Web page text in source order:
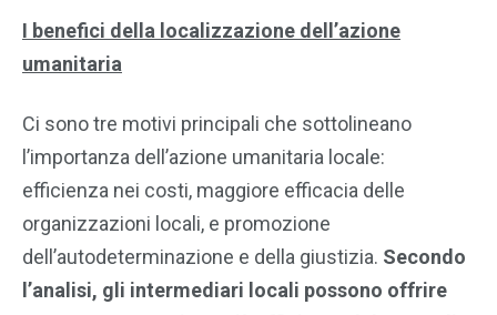
I benefici della localizzazione dell’azione
umanitaria
Ci sono tre motivi principali che sottolineano
l’importanza dell’azione umanitaria locale:
efficienza nei costi, maggiore efficacia delle
organizzazioni locali, e promozione
dell’autodeterminazione e della giustizia. Secondo
l’analisi, gli intermediari locali possono offrire